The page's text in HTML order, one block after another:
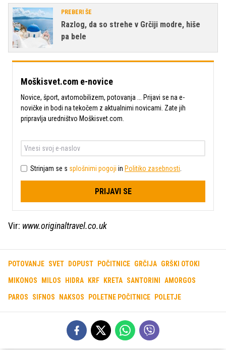
PREBERI ŠE
Razlog, da so strehe v Grčiji modre, hiše
pa bele
Moškisvet.com e-novice
Novice, šport, avtomobilizem, potovanja ... Prijavi se na e-
novičke in bodi na tekočem z aktualnimi novicami. Zate jih
pripravlja uredništvo Moškisvet.com.
Strinjam se s splošnimi pogoji in Politiko zasebnosti
PRIJAVI SE
Vir: www.originaltravel.co.uk
POTOVANJE SVET DOPUST POČITNICE GRČIJA GRŠKI OTOKI
MIKONOS MILOS HIDRA KRF KRETA SANTORINI AMORGOS
PAROS SIFNOS NAKSOS POLETNE POČITNICE POLETJE